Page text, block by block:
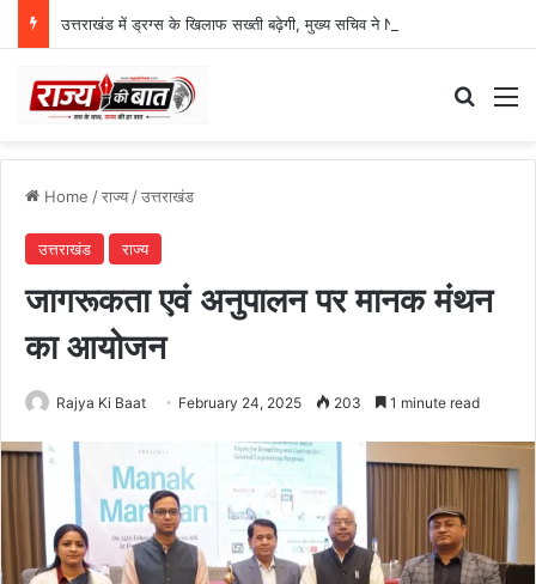
Home /राज्य/उत्तराखंड
उत्तराखंड राज्य
जागरूकता एवं अनुपालन पर मानक मंथन
का आयोजन
Rajya Ki Baat February 24, 2025 203 1 minute read